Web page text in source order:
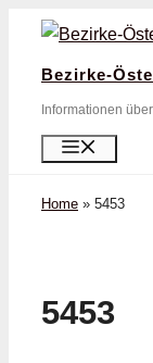
Zum
springen
Bezirke-
Informationen
Home » 5453
5453